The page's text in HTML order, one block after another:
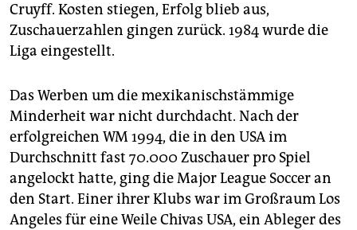
Cruyff. Kosten stiegen, Erfolg blieb aus,
Zuschauerzahlen gingen zurück. 1984 wurde die
Liga eingestellt.
Das Werben um die mexikanischstämmige
Minderheit war nicht durchdacht. Nach der
erfolgreichen WM 1994, die in den USA im
Durchschnitt fast 70.000 Zuschauer pro Spiel
angelockt hatte, ging die Major League Soccer an
den Start. Einer ihrer Klubs war im Großraum Los
Angeles für eine Weile Chivas USA, ein Ableger des